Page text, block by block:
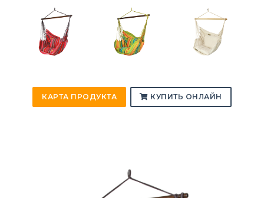
КАРТА ПРОДУКТА КУПИТЬ ОНЛАЙН